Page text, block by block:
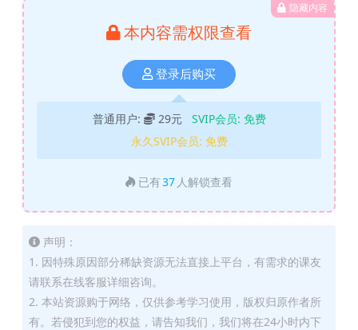
隐藏内容
本内容需权限查看
登录后购买
普通用户: 29元 SVIP会员: 免费
永久SVIP会员: 免费
已有37 人解锁查看
声明：
1. 因特殊原因部分稀缺资源无法直接上平台，有需求的课友
请联系在线客服详细咨询。
2. 本站资源购于网络，仅供参考学习使用，版权归原作者所
有。若侵犯到您的权益，请告知我们，我们将在24小时内下